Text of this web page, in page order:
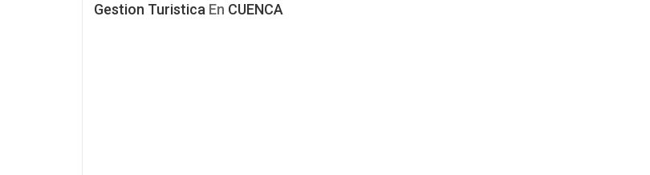
Gestion Turistica En CUENCA